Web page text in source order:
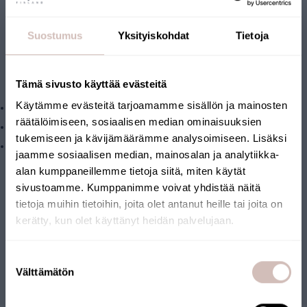
Suostumus Yksityiskohdat Tietoja
Tämä sivusto käyttää evästeitä
Käytämme evästeitä tarjoamamme sisällön ja mainosten
räätälöimiseen, sosiaalisen median ominaisuuksien
tukemiseen ja kävijämäärämme analysoimiseen. Lisäksi
jaamme sosiaalisen median, mainosalan ja analytiikka-
alan kumppaneillemme tietoja siitä, miten käytät
sivustoamme. Kumppanimme voivat yhdistää näitä
tietoja muihin tietoihin, joita olet antanut heille tai joita on
kerätty, kun olet käyttänyt heidän palvelujaan.
valinta
Välttämätön
REPLACEMENT FILTER
CARTRIDGES FOR FILTER
SET: AQ3L-MF1-FEI-IRON
Assembly:
1.AQMF1-L 1µm Mechanical filter
2.AQFEI-L, Iron and manganese filter
AQ051, AQVA IRON filter
Reviews
Questions
country